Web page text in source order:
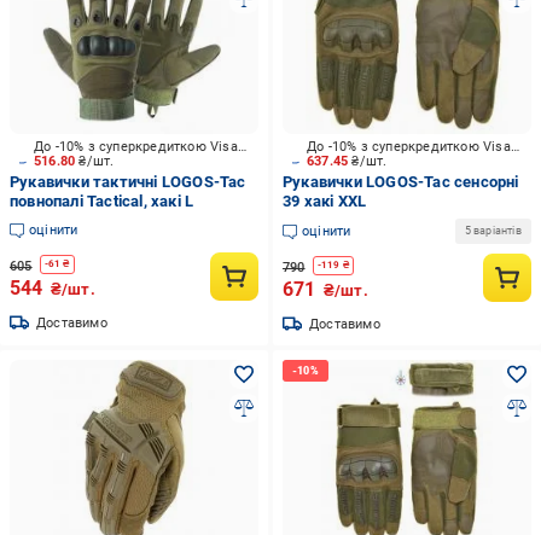
516.80₴/шт.
До -10% з суперкредиткою Visa Вигода
Рукавички тактичні LOGOS-Tac
повнопалі Tactical, хакі L
оцінити
605 -61 ₴
544 ₴/шт.
Доставимо
637.45₴/шт.
До -10% з суперкредиткою Visa Вигода
Рукавички LOGOS-Tac сенсорні
39 хакі XXL
оцінити 5 варіантів
790 -119 ₴
671 ₴/шт.
Доставимо